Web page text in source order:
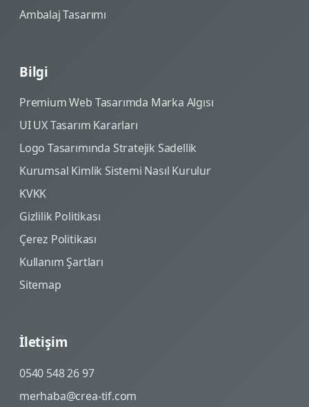
Ambalaj Tasarımı
Bilgi
Premium Web Tasarımda Marka Algısı
UI UX Tasarım Kararları
Logo Tasarımında Stratejik Sadellik
Kurumsal Kimlik Sistemi Nasıl Kurulur
KVKK
Gizlilik Politikası
Çerez Politikası
Kullanım Şartları
Sitemap
İletişim
0540 548 26 97
merhaba@crea-tif.com